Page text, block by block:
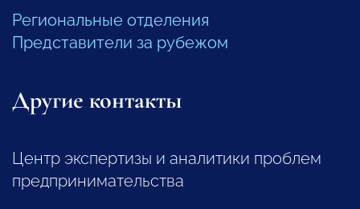
Региональные отделения
Представители за рубежом
Другие контакты
Центр экспертизы и аналитики проблем
предпринимательства